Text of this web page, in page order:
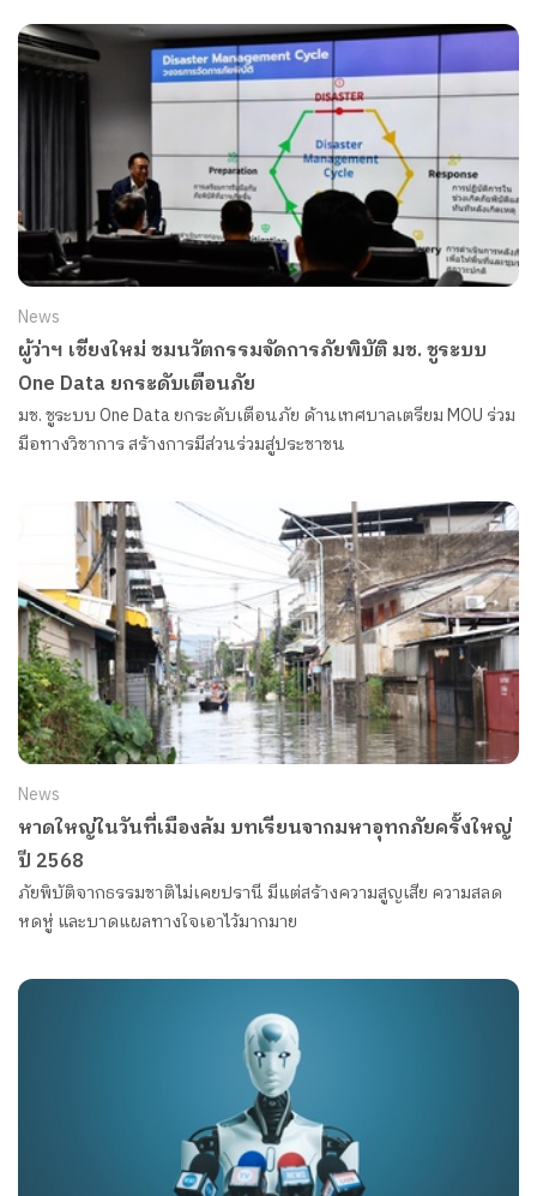
News
ผู้ว่าฯ เชียงใหม่ ชมนวัตกรรมจัดการภัยพิบัติ มช. ชูระบบ
One Data ยกระดับเตือนภัย
มช. ชูระบบ One Data ยกระดับเตือนภัย ด้านเทศบาลเตรียม MOU ร่วม
มือทางวิชาการ สร้างการมีส่วนร่วมสู่ประชาชน
News
หาดใหญ่ในวันที่เมืองล้ม บทเรียนจากมหาอุทกภัยครั้งใหญ่
ปี 2568
ภัยพิบัติจากธรรมชาติไม่เคยปรานี มีแต่สร้างความสูญเสีย ความสลด
หดหู่ และบาดแผลทางใจเอาไว้มากมาย